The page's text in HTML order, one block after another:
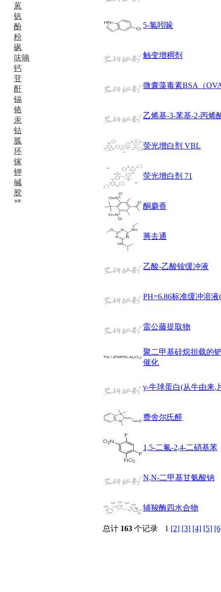
蒽
钒
酚
粉
砜
呋喃
钙
苷
酐
镉
铬
汞
钴
胍
环
镓
钾
碱
胶
腈
5-氯吲哚
触变增稠剂
微囊藻毒素BSA（
乙烯基-3-苯基-2-丙烯
荧光增白剂 VBL
荧光增白剂 71
酮麝香
莠去通
乙酸-乙酸铵缓冲液
PH=6.86标准缓冲溶
雷公藤提取物
聚二甲基硅烷担载的
催化
γ-牛球蛋白(从牛由来,
费舍尔氏醛
1,5-二氟-2,4-二硝基苯
N,N-二甲基甘氨酸钠
辅羧酶四水合物
总计 163 个记录 1 [2] [3] [4] [5]